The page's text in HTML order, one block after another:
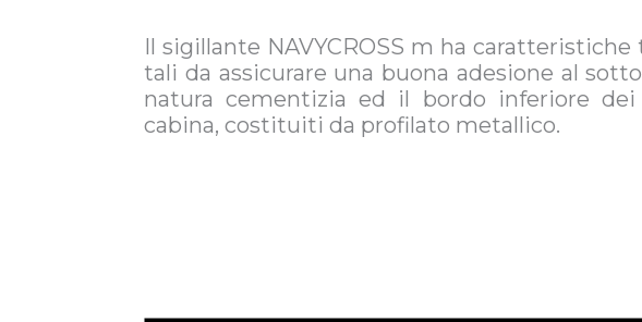
Il sigillante NAVYCROSS m ha caratteristiche
tali da assicurare una buona adesione al
natura cementizia ed il bordo inferiore dei
cabina, costituiti da profilato metallico.